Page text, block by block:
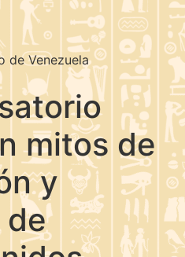
de Venezuela
mitos de
y
de